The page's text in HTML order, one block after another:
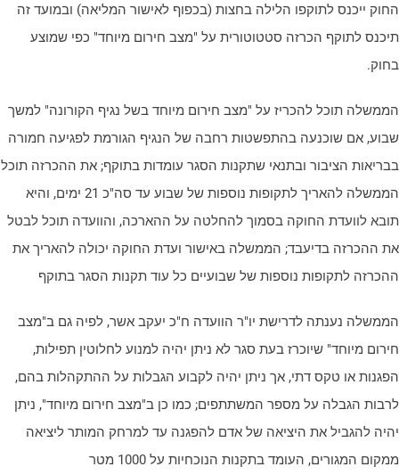
ייכנס לתוקפו הלילה בחצות (בכפוף לאישור המליאה) ובמועד זה
לתוקף הכרזה סטטוטורית על "מצב חירום מיוחד" כפי שמוצע
תוכל להכריז על "מצב חירום מיוחד בשל נגיף הקורונה" למשך
אם שוכנעה בהתפשטות רחבה של הנגיף הגורמת לפגיעה חמורה
הציבור ובתנאי שתקנות הסגר עומדות בתוקף; את ההכרזה תוכל
הממשלה להאריך לתקופות נוספות של שבוע עד סה"כ 21 ימים, והיא
לוועדת החוקה בסמוך להחלטה על ההארכה, והוועדה תוכל לבטל
ההכרזה בדיעבד; הממשלה באישור ועדת החוקה יכולה להאריך את
לתקופות נוספות של שבועיים כל עוד תקנות הסגר בתוקף
נענתה לדרישת יו"ר הוועדה ח"כ יעקב אשר, לפיה גם ב"מצב
מיוחד" שיוכרז בעת סגר לא ניתן יהיה למנוע לחלוטין תפילות,
או טקס דתי, אך ניתן יהיה לקבוע הגבלות על ההתקהלות בהם,
הגבלה על מספר המשתתפים; כמו כן ב"מצב חירום מיוחד", ניתן
להגביל את היציאה של אדם להפגנה עד למרחק המותר ליציאה
המגורים, העומד בתקנות הנוכחיות על 1000 מטר